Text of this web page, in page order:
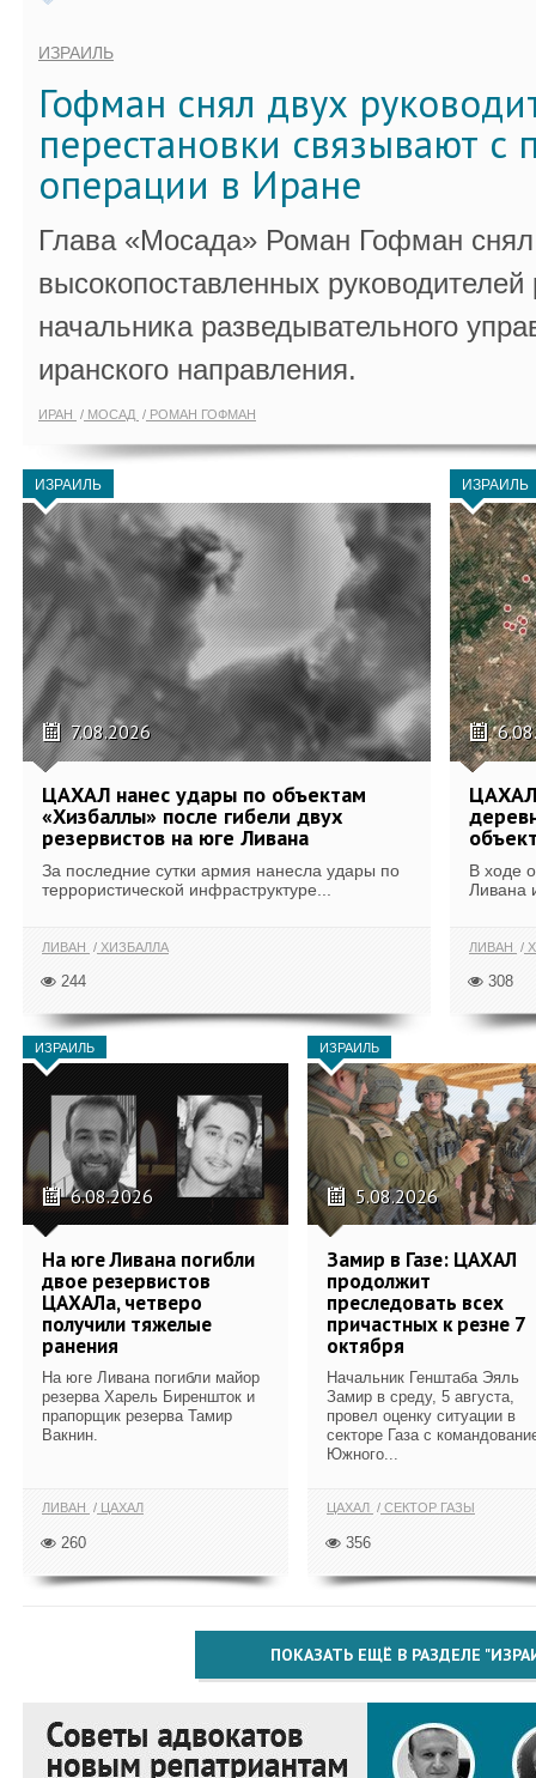
ИЗРАИЛЬ
Гофман снял двух
перестановки связывают с
операции в Иране
Глава «Мосада» Роман Гофман снял
высокопоставленных
начальника разведывательного
иранского направления.
ИРАН МОСАД РОМАН ГОФМАН
ИЗРАИЛЬ
7.08.2026
ЦАХАЛ нанес удары по объектам
«Хизбаллы» после гибели двух
резервистов на юге Ливана
За последние сутки армия нанесла удары по
террористической инфраструктуре...
ЛИВАН ХИЗБАЛЛА
244
ИЗРАИЛЬ
В ходе
Ливана
ЛИВАН
308
ИЗРАИЛЬ
6.08.2026
На юге Ливана погибли
двое резервистов
ЦАХАЛа, четверо
получили тяжелые
ранения
На юге Ливана погибли майор
резерва Харель Биреншток и
прапорщик резерва Тамир
Вакнин.
ЛИВАН ЦАХАЛ
260
ИЗРАИЛЬ
5.08.2026
Замир в Газе: ЦАХАЛ
продолжит
преследовать всех
причастных к резне 7
октября
Начальник Генштаба Эяль
Замир в среду, 5 августа,
провел оценку ситуации в
секторе Газа с
Южного...
ЦАХАЛ СЕКТОР ГАЗЫ
356
ПОКАЗАТЬ ЕЩЁ В РАЗДЕЛЕ